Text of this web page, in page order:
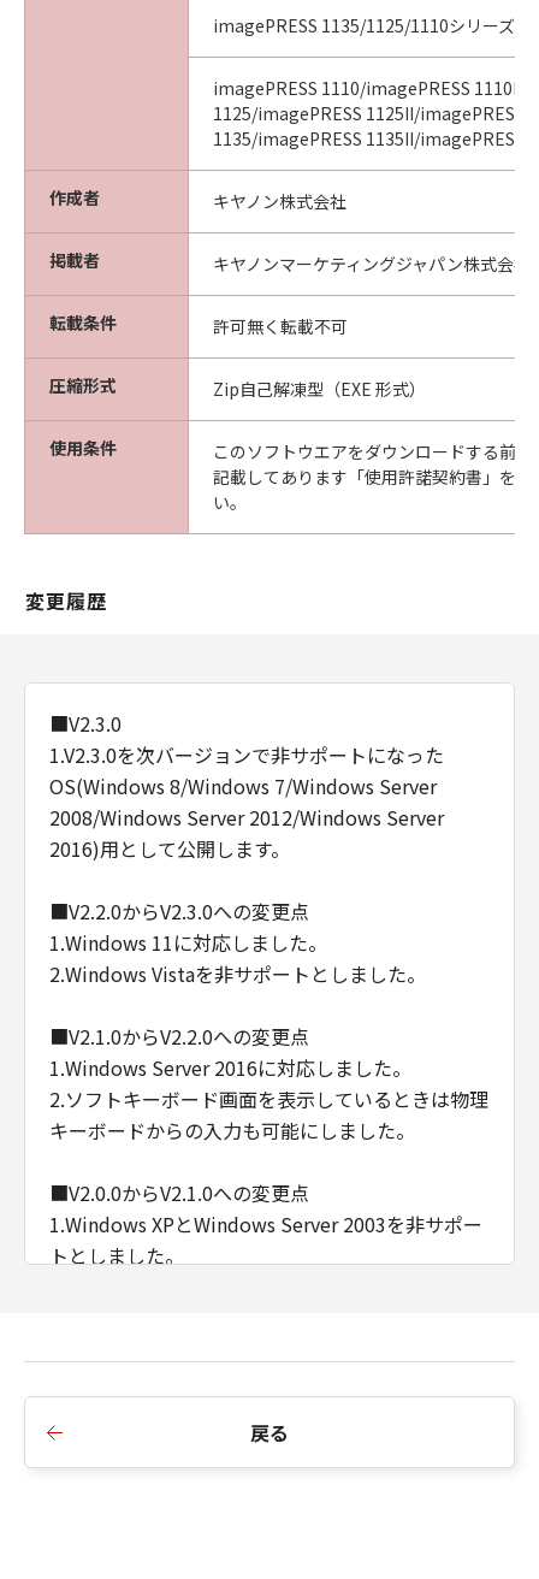
imagePRESS 1135/1125/1110シリーズ
imagePRESS 1110/imagePRESS 1110II/
1125/imagePRESS 1125II/imagePRESS
1135/imagePRESS 1135II/imagePRESS
作成者 キヤノン株式会社
掲載者 キヤノンマーケティングジャパン株式会社
転載条件 許可無く転載不可
圧縮形式 Zip自己解凍型（EXE 形式）
使用条件
このソフトウエアをダウンロードする前
記載してあります「使用許諾契約書」を
い。
変更履歴
■V2.3.0
1.V2.3.0を次バージョンで非サポートになった
OS(Windows 8/Windows 7/Windows Server
2008/Windows Server 2012/Windows Server
2016)用として公開します。
■V2.2.0からV2.3.0への変更点
1.Windows 11に対応しました。
2.Windows Vistaを非サポートとしました。
■V2.1.0からV2.2.0への変更点
1.Windows Server 2016に対応しました。
2.ソフトキーボード画面を表示しているときは物理
キーボードからの入力も可能にしました。
■V2.0.0からV2.1.0への変更点
1.Windows XPとWindows Server 2003を非サポー
トとしました。
た。
戻る